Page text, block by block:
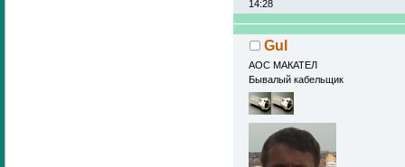
14:28
Gul
АОС МАКАТЕЛ
Бывалый кабельщик